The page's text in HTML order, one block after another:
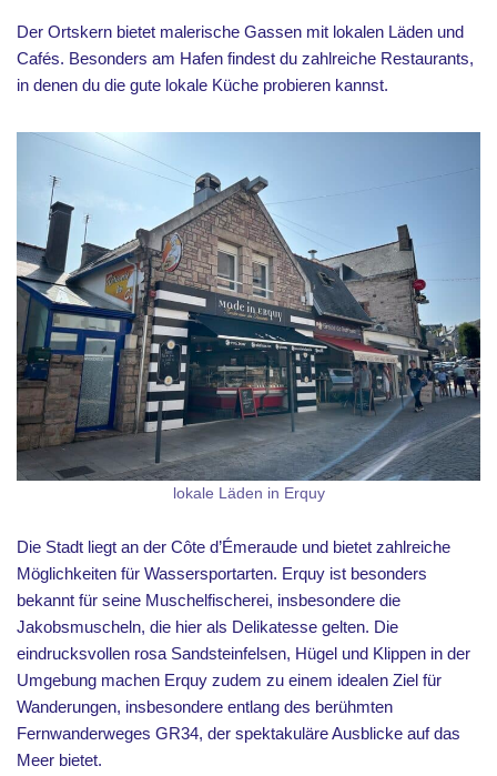
Der Ortskern bietet malerische Gassen mit lokalen Läden und
Cafés. Besonders am Hafen findest du zahlreiche Restaurants,
in denen du die gute lokale Küche probieren kannst.
lokale Läden in Erquy
Die Stadt liegt an der Côte d’Émeraude und bietet zahlreiche
Möglichkeiten für Wassersportarten. Erquy ist besonders
bekannt für seine Muschelfischerei, insbesondere die
Jakobsmuscheln, die hier als Delikatesse gelten. Die
eindrucksvollen rosa Sandsteinfelsen, Hügel und Klippen in der
Umgebung machen Erquy zudem zu einem idealen Ziel für
Wanderungen, insbesondere entlang des berühmten
Fernwanderweges GR34, der spektakuläre Ausblicke auf das
Meer bietet.